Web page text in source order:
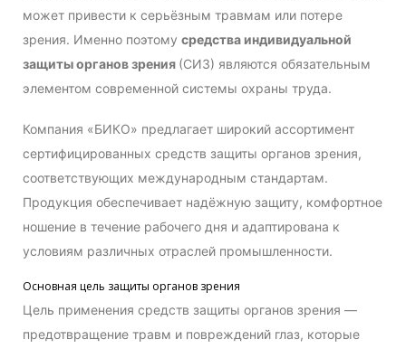
может привести к серьёзным травмам или потере
зрения. Именно поэтому средства индивидуальной
защиты органов зрения (СИЗ) являются обязательным
элементом современной системы охраны труда.
Компания «БИКО» предлагает широкий ассортимент
сертифицированных средств защиты органов зрения,
соответствующих международным стандартам.
Продукция обеспечивает надёжную защиту, комфортное
ношение в течение рабочего дня и адаптирована к
условиям различных отраслей промышленности.
Основная цель защиты органов зрения
Цель применения средств защиты органов зрения —
предотвращение травм и повреждений глаз, которые